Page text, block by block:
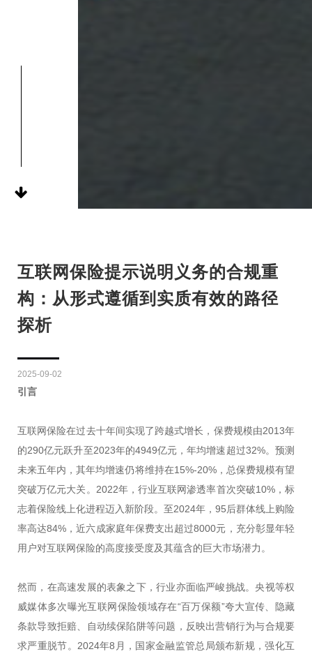
互联网保险提示说明义务的合规重
构：从形式遵循到实质有效的路径
探析
2025-09-02
引言
互联网保险在过去十年间实现了跨越式增长，保费规模由2013年
的290亿元跃升至2023年的4949亿元，年均增速超过32%。预测
未来五年内，其年均增速仍将维持在15%-20%，总保费规模有望
突破万亿元大关。2022年，行业互联网渗透率首次突破10%，标
志着保险线上化进程迈入新阶段。至2024年，95后群体线上购险
率高达84%，近六成家庭年保费支出超过8000元，充分彰显年轻
用户对互联网保险的高度接受度及其蕴含的巨大市场潜力。
然而，在高速发展的表象之下，行业亦面临严峻挑战。央视等权
威媒体多次曝光互联网保险领域存在“百万保额”夸大宣传、隐藏
条款导致拒赔、自动续保陷阱等问题，反映出营销行为与合规要
求严重脱节。2024年8月，国家金融监管总局颁布新规，强化互